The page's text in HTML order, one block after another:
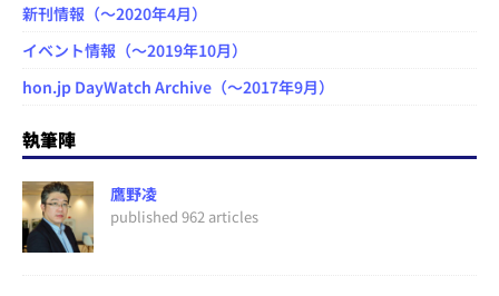
新刊情報（～2020年4月）
イベント情報（～2019年10月）
hon.jp DayWatch Archive（～2017年9月）
執筆陣
鷹野凌
published 962 articles